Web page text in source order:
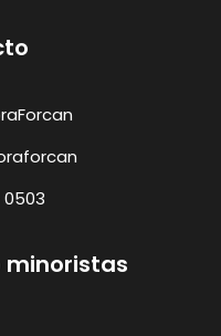
0503
minoristas